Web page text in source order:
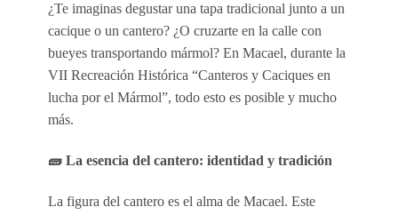
¿Te imaginas degustar una tapa tradicional junto a un
cacique o un cantero? ¿O cruzarte en la calle con
bueyes transportando mármol? En Macael, durante la
VII Recreación Histórica “Canteros y Caciques en
lucha por el Mármol”, todo esto es posible y mucho
más.
🧱 La esencia del cantero: identidad y tradición
La figura del cantero es el alma de Macael. Este